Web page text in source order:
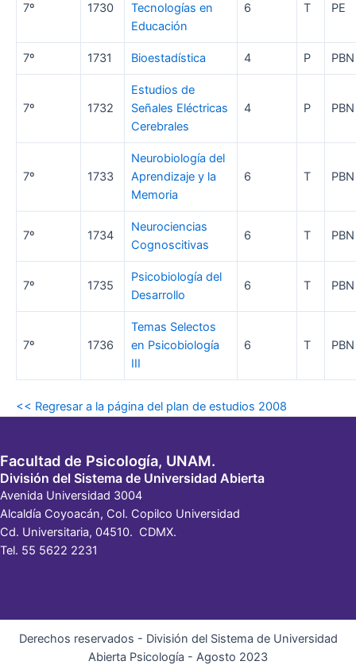
7º 1730
Tecnologías en
Educación
6 T PE
7º 1731 Bioestadística 4 P PBN
7º 1732
Estudios de
Señales Eléctricas
Cerebrales
4 P PBN
7º 1733
Neurobiología del
Aprendizaje y la
Memoria
6 T PBN
7º 1734
Neurociencias
Cognoscitivas
6 T PBN
7º 1735
Psicobiología del
Desarrollo
6 T PBN
7º 1736
Temas Selectos
en Psicobiología
III
6 T PBN
<< Regresar a la página del plan de estudios 2008
Facultad de Psicología, UNAM.
División del Sistema de Universidad Abierta
Avenida Universidad 3004
Alcaldía Coyoacán, Col. Copilco Universidad
Cd. Universitaria, 04510. CDMX.
Tel. 55 5622 2231
Derechos reservados - División del Sistema de Universidad
Abierta Psicología - Agosto 2023